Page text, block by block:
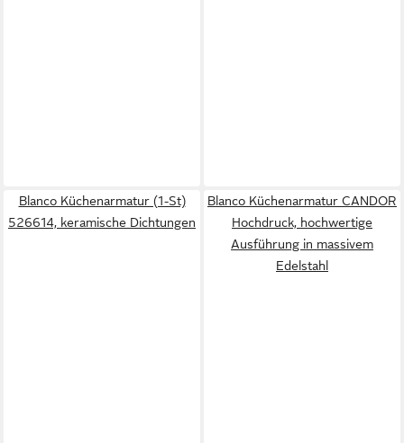
Blanco Küchenarmatur (1-St)
526614, keramische Dichtungen
Blanco Küchenarmatur CANDOR
Hochdruck, hochwertige
Ausführung in massivem
Edelstahl